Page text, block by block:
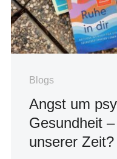
Blogs
Angst um
Gesundheit
unserer Zeit?